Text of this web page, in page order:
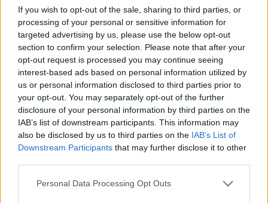
If you wish to opt-out of the sale, sharing to third parties, or
processing of your personal or sensitive information for
targeted advertising by us, please use the below opt-out
section to confirm your selection. Please note that after your
opt-out request is processed you may continue seeing
interest-based ads based on personal information utilized by
us or personal information disclosed to third parties prior to
your opt-out. You may separately opt-out of the further
disclosure of your personal information by third parties on the
IAB’s list of downstream participants. This information may
also be disclosed by us to third parties on the IAB’s List of
Downstream Participants that may further disclose it to other
Please note that this website/app uses one or more Google
Personal Data Processing Opt Outs
Men han ble passert med 3 poeng av fredagens
overraskende vinner Tomas Krivda fra Tsjekkia.
Tsjekkeren er i storform og blir også en farlig
konkurrent om verdenscupen sammenlagt.
Derimot tapte den regjerende verdensmestren
Martin Regborn terreng og er nå 31 poeng bak
Kasper Fosser.
Hjemmehåpet Matthias Kyburz – som skal satse på
maraton igjen etter årets sesong – ble nummer to
foran belgiske Yannick Michiels.
Les også:
Slik ser du orientering på